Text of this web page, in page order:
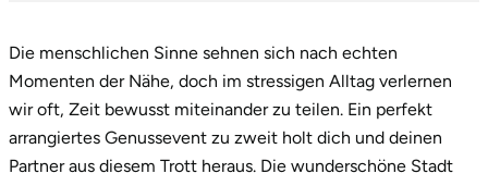
Die menschlichen Sinne sehnen sich nach echten
Momenten der Nähe, doch im stressigen Alltag verlernen
wir oft, Zeit bewusst miteinander zu teilen. Ein perfekt
arrangiertes Genussevent zu zweit holt dich und deinen
Partner aus diesem Trott heraus. Die wunderschöne Stadt
Stade
Steinburg